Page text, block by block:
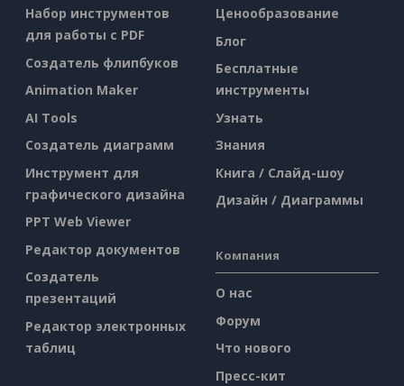
Набор инструментов
для работы с PDF
Создатель флипбуков
Animation Maker
AI Tools
Создатель диаграмм
Инструмент для
графического дизайна
PPT Web Viewer
Редактор документов
Создатель
презентаций
Редактор электронных
таблиц
Ценообразование
Блог
Бесплатные
инструменты
Узнать
Знания
Книга / Слайд-шоу
Дизайн / Диаграммы
Компания
О нас
Форум
Что нового
Пресс-кит